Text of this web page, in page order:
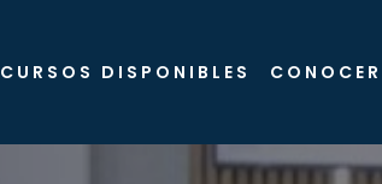
CURSOS DISPONIBLES CONOCER